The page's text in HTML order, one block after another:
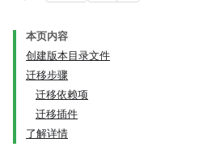
本页内容
创建版本目录文件
迁移步骤
迁移依赖项
迁移插件
了解详情